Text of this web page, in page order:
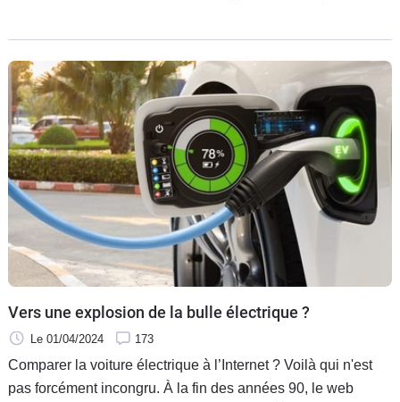
vigilance.
Vers une explosion de la bulle électrique ?
Le 01/04/2024 173
Comparer la voiture électrique à l’Internet ? Voilà qui n'est
pas forcément incongru. À la fin des années 90, le web